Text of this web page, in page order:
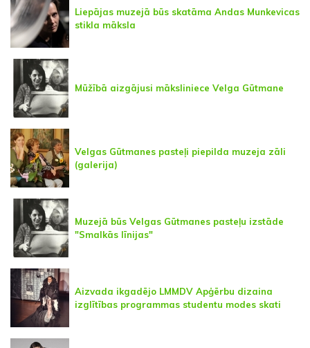
Liepājas muzejā būs skatāma Andas Munkevicas
stikla māksla
Mūžībā aizgājusi māksliniece Velga Gūtmane
Velgas Gūtmanes pasteļi piepilda muzeja zāli
(galerija)
Muzejā būs Velgas Gūtmanes pasteļu izstāde
"Smalkās līnijas"
Aizvada ikgadējo LMMDV Apģērbu dizaina
izglītības programmas studentu modes skati